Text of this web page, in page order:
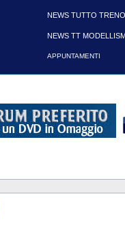
NEWS TUTTO
NEWS TT
APPUNTAMENTI